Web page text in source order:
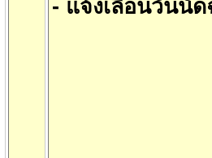
- แจ้งเลื่อนวันนั